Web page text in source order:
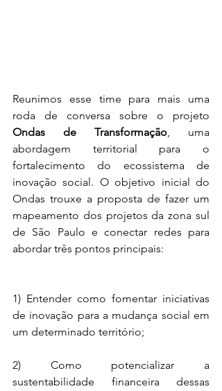
Reunimos esse time para mais uma
Ondas de Transformação, uma
abordagem territorial para o
fortalecimento do ecossistema de
inovação social. O objetivo inicial do
Ondas trouxe a proposta de fazer um
mapeamento dos projetos da zona sul
de São Paulo e conectar redes para
abordar três pontos principais:
1) Entender como fomentar iniciativas
de inovação para a mudança social em
um determinado território;
2) Como potencializar a
sustentabilidade financeira dessas